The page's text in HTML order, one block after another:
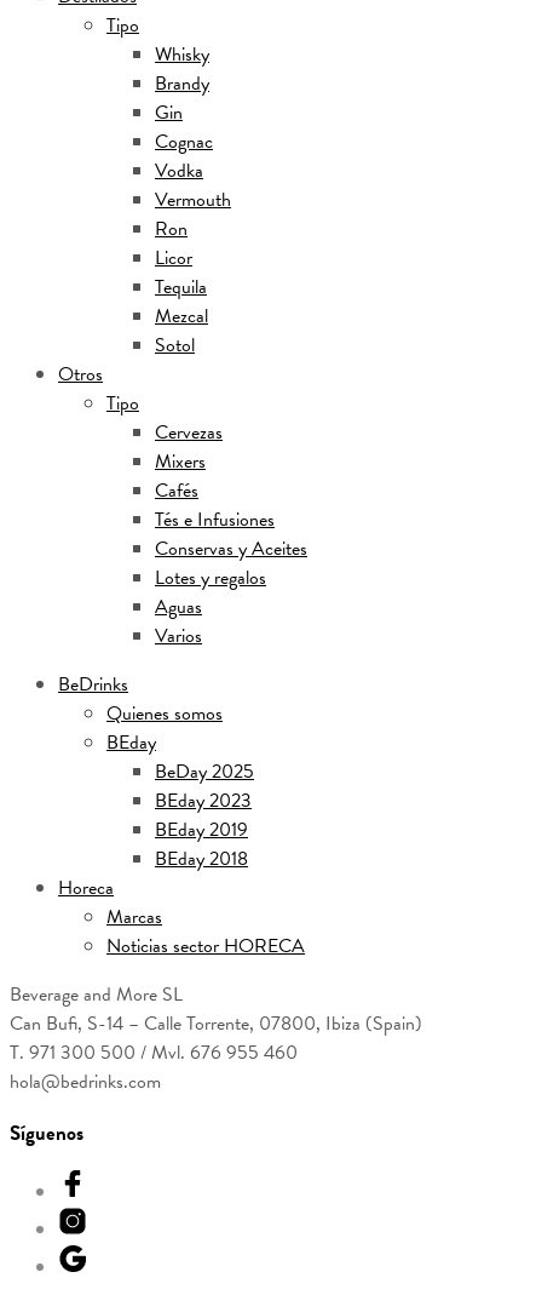
Tipo
Whisky
Brandy
Gin
Cognac
Vodka
Vermouth
Ron
Licor
Tequila
Mezcal
Sotol
Otros
Tipo
Cervezas
Mixers
Cafés
Tés e Infusiones
Conservas y Aceites
Lotes y regalos
Aguas
Varios
BeDrinks
Quienes somos
BEday
BeDay 2025
BEday 2023
BEday 2019
BEday 2018
Horeca
Marcas
Noticias sector HORECA
Beverage and More SL
Can Bufi, S-14 – Calle Torrente, 07800, Ibiza (Spain)
T. 971 300 500 / Mvl. 676 955 460
hola@bedrinks.com
Síguenos